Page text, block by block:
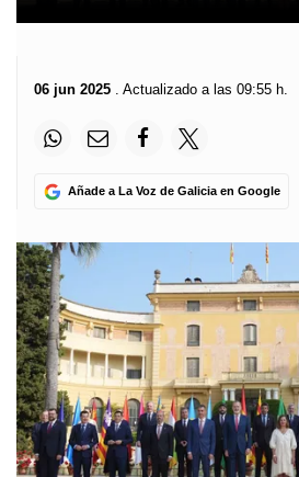
06 jun 2025 . Actualizado a las 09:55 h.
Añade a La Voz de Galicia en Google